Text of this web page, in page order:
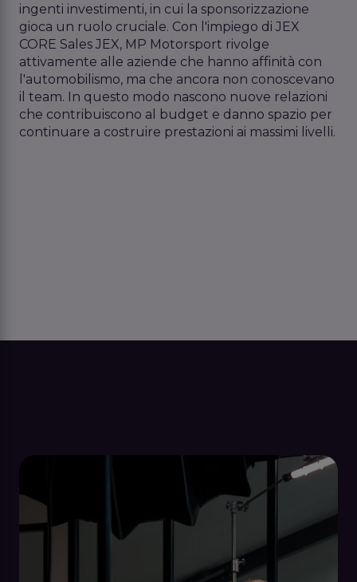
ingenti investimenti, in cui la sponsorizzazione
gioca un ruolo cruciale. Con l'impiego di JEX
CORE Sales JEX, MP Motorsport rivolge
attivamente alle aziende che hanno affinità con
l'automobilismo, ma che ancora non conoscevano
il team. In questo modo nascono nuove relazioni
che contribuiscono al budget e danno spazio per
continuare a costruire prestazioni ai massimi livelli.